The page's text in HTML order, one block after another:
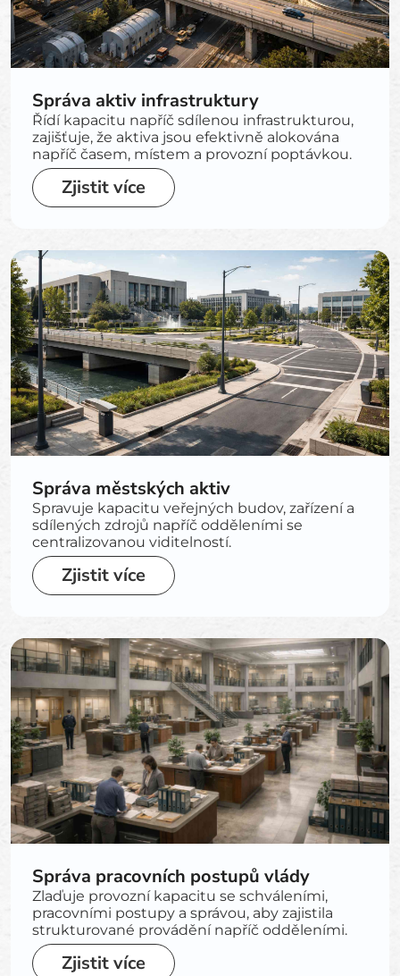
Správa aktiv infrastruktury
Řídí kapacitu napříč sdílenou infrastrukturou,
zajišťuje, že aktiva jsou efektivně alokována
napříč časem, místem a provozní poptávkou.
Zjistit více
Správa městských aktiv
Spravuje kapacitu veřejných budov, zařízení a
sdílených zdrojů napříč odděleními se
centralizovanou viditelností.
Zjistit více
Správa pracovních postupů vlády
Zlaďuje provozní kapacitu se schváleními,
pracovními postupy a správou, aby zajistila
strukturované provádění napříč odděleními.
Zjistit více